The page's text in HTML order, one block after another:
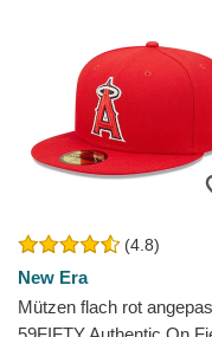
(4.8)
New Era
Mützen flach rot